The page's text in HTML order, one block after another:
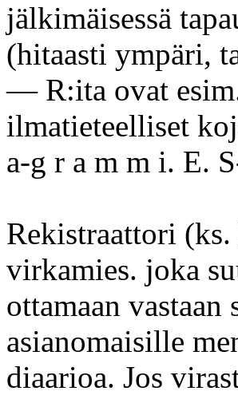
jälkimäisessä
(hitaasti ympäri,
— R:ita ovat
ilmatieteelliset
a-g r a m m i. E.
Rekistraattori
virkamies. joka
ottamaan vastaan
asianomaisille
diaarioa. Jos